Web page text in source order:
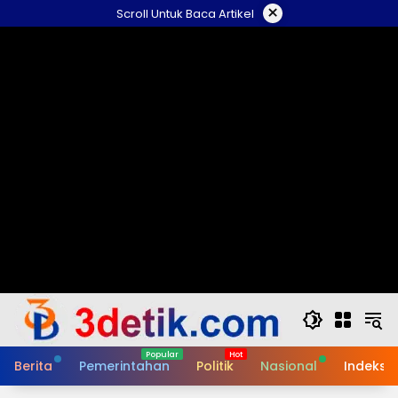
to
Scroll Untuk Baca Artikel ×
Berita Pemerintahan Politik Nasional Indeks